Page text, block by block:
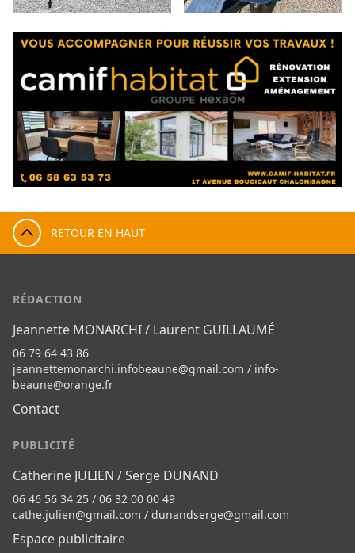
RETOUR EN HAUT
RÉDACTION
Jeannette MONARCHI / Laurent GUILLAUMÉ
06 79 64 43 86
jeannettemonarchi.infobeaune@gmail.com / info-
beaune@orange.fr
Contact
PUBLICITÉ
Catherine JULIEN / Serge DUNAND
06 46 56 34 25 / 06 32 00 00 49
cathe.julien@gmail.com / dunandserge@gmail.com
Espace publicitaire